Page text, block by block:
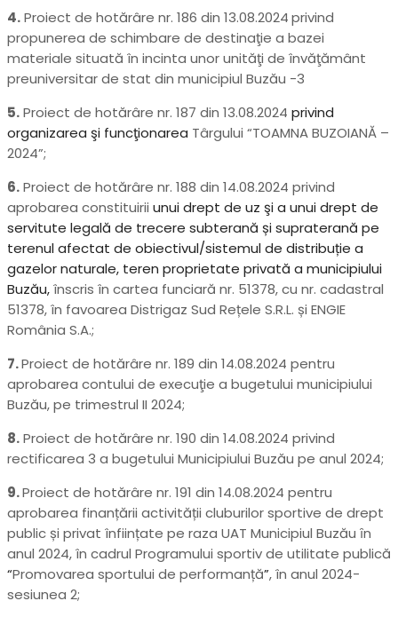
4.Proiect de hotărâre nr. 186 din 13.08.2024privind
propunerea de schimbare de destinaţie a bazei
materiale situată în incinta unor unităţi de învăţământ
preuniversitar de stat din municipiul Buzău -3
5.Proiect de hotărâre nr. 187 din 13.08.2024 privind
organizarea şi funcţionarea Târgului “TOAMNA BUZOIANĂ –
2024”;
6.Proiect de hotărâre nr. 188 din 14.08.2024 privind
aprobarea constituirii unui drept de uz şi a unui drept de
servitute legală de trecere subterană și supraterană pe
terenul afectat de obiectivul/sistemul de distribuție a
gazelor naturale, teren proprietate privată a municipiului
Buzău,înscris în cartea funciară nr. 51378, cu nr. cadastral
51378, în favoarea Distrigaz Sud Rețele S.R.L. și ENGIE
România S.A.;
7.Proiect de hotărâre nr. 189 din 14.08.2024 pentru
aprobarea contului de execuţie a bugetului municipiului
Buzău, pe trimestrul II 2024;
8.Proiect de hotărâre nr. 190 din 14.08.2024 privind
rectificarea 3 a bugetului Municipiului Buzău pe anul 2024;
9.Proiect de hotărâre nr. 191 din 14.08.2024 pentru
aprobarea finanțării activității cluburilor sportive de drept
public și privat înființate pe raza UAT Municipiul Buzău ȋn
anul 2024, în cadrul Programului sportiv de utilitate publică
“Promovarea sportului de performanță”, în anul 2024-
sesiunea 2;